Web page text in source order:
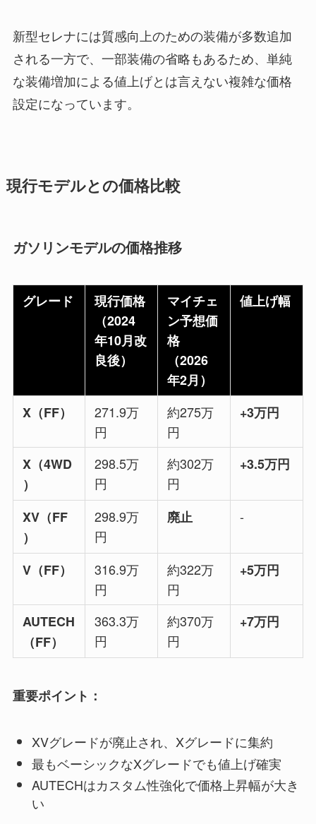
新型セレナには質感向上のための装備が多数追加
される一方で、一部装備の省略もあるため、単純
な装備増加による値上げとは言えない複雑な価格
設定になっています。
現行モデルとの価格比較
ガソリンモデルの価格推移
グレード
現行価格
（2024
年10月改
良後）
マイチェ
ン予想価
格
（2026
年2月）
値上げ幅
X（FF）
271.9万
円
約275万
円
+3万円
X（4WD
）
298.5万
円
約302万
円
+3.5万円
XV（FF
）
298.9万
円
廃止 -
V（FF）
316.9万
円
約322万
円
+5万円
AUTECH
（FF）
363.3万
円
約370万
円
+7万円
重要ポイント：
XVグレードが廃止され、Xグレードに集約
最もベーシックなXグレードでも値上げ確実
AUTECHはカスタム性強化で価格上昇幅が大き
い